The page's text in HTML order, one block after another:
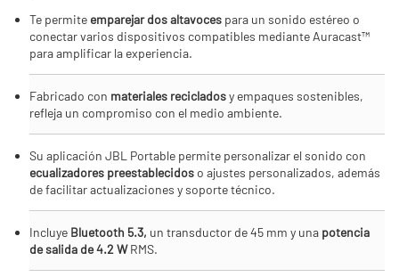
Te permite emparejar dos altavoces para un sonido estéreo o
conectar varios dispositivos compatibles mediante Auracast™
para amplificar la experiencia.
Fabricado con materiales recicladosy empaques sostenibles,
refleja un compromiso con el medio ambiente.
Su aplicación JBL Portable permite personalizar el sonido con
ecualizadores preestablecidos o ajustes personalizados, además
de facilitar actualizaciones y soporte técnico.
Incluye Bluetooth 5.3, un transductor de 45 mm y una potencia
de salida de 4.2 WRMS.